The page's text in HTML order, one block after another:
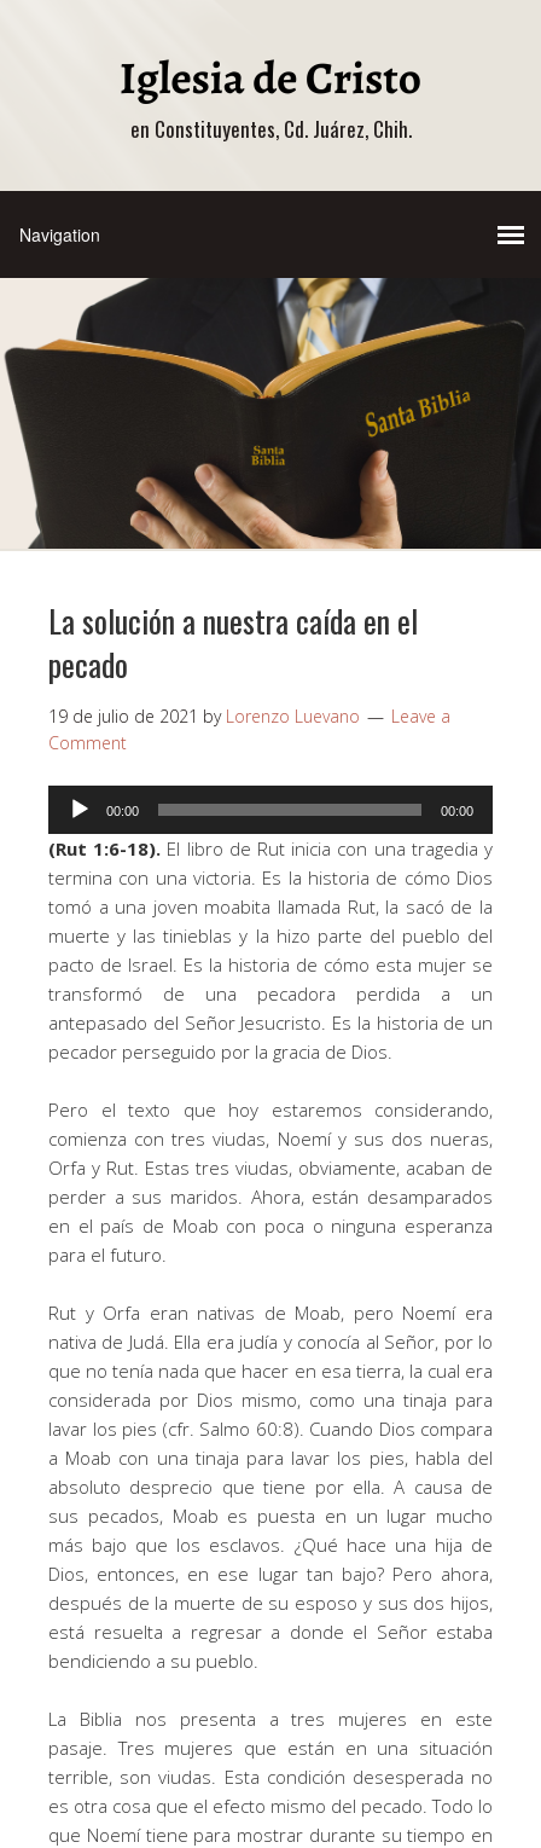
en Constituyentes, Cd. Juárez, Chih.
La solución a nuestra caída en el
pecado
19 de julio de 2021 by Lorenzo Luevano
Leave a
Comment
Reproductor
audio
00:00 00:00
(Rut 1:6-18). El libro de Rut inicia con una tragedia y
termina con una victoria. Es la historia de cómo Dios
tomó a una joven moabita llamada Rut, la sacó de la
muerte y las tinieblas y la hizo parte del pueblo del
pacto de Israel. Es la historia de cómo esta mujer se
transformó de una pecadora perdida a un
antepasado del Señor Jesucristo. Es la historia de un
pecador perseguido por la gracia de Dios.
Pero el texto que hoy estaremos considerando,
comienza con tres viudas, Noemí y sus dos nueras,
Orfa y Rut. Estas tres viudas, obviamente, acaban de
perder a sus maridos. Ahora, están desamparados
en el país de Moab con poca o ninguna esperanza
para el futuro.
Rut y Orfa eran nativas de Moab, pero Noemí era
nativa de Judá. Ella era judía y conocía al Señor, por lo
que no tenía nada que hacer en esa tierra, la cual era
considerada por Dios mismo, como una tinaja para
lavar los pies (cfr. Salmo 60:8). Cuando Dios compara
a Moab con una tinaja para lavar los pies, habla del
absoluto desprecio que tiene por ella. A causa de
sus pecados, Moab es puesta en un lugar mucho
más bajo que los esclavos. ¿Qué hace una hija de
Dios, entonces, en ese lugar tan bajo? Pero ahora,
después de la muerte de su esposo y sus dos hijos,
está resuelta a regresar a donde el Señor estaba
bendiciendo a su pueblo.
La Biblia nos presenta a tres mujeres en este
pasaje. Tres mujeres que están en una situación
terrible, son viudas. Esta condición desesperada no
es otra cosa que el efecto mismo del pecado. Todo lo
que Noemí tiene para mostrar durante su tiempo en